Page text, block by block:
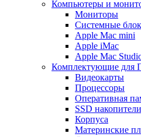
Компьютеры и
Мониторы
Системные
Apple Mac mini
Apple iMac
Apple Mac
Комплектующие для
Видеокарты
Процессоры
Оперативная
SSD накопители
Корпуса
Материнские